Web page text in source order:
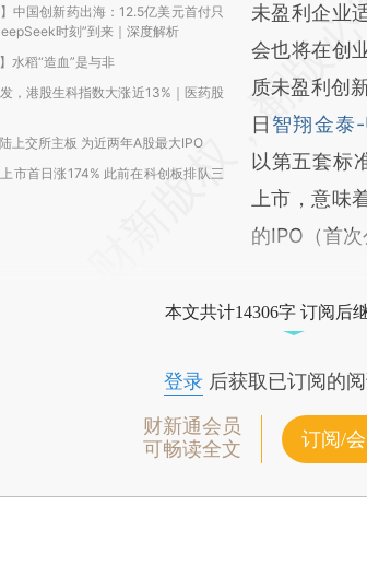
】中国创新药出海：12.5亿美元首付只
时刻”到来｜深度解析
水稻“造血”是与非
，港股生科指数大涨近13%｜医药股
上交所主板 为近两年A股最大IPO
市首日涨174% 此前在科创板排队三
未盈利企业
会也将在创
质未盈利创
日 智翔金泰-
以第五套标
上市，意味
的IPO（首次
本文共计14306字 订阅后
登录后获取已订阅的
财新通会员
可畅读全文
订阅/